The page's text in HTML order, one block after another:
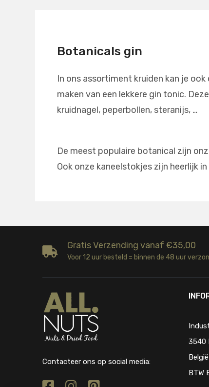
Botanicals gin
In ons assortiment kruiden kan je
maken van een lekkere gin tonic.
kruidnagel, peperbollen, steranijs, …
De meest populaire botanical zijn
Ook onze kaneelstokjes zijn heerlijk
Gratis Verzending vanaf €35,00
Voor 12 uur besteld = binnen de 48 uur
Contacteer ons op social media:
3540
België
BTW